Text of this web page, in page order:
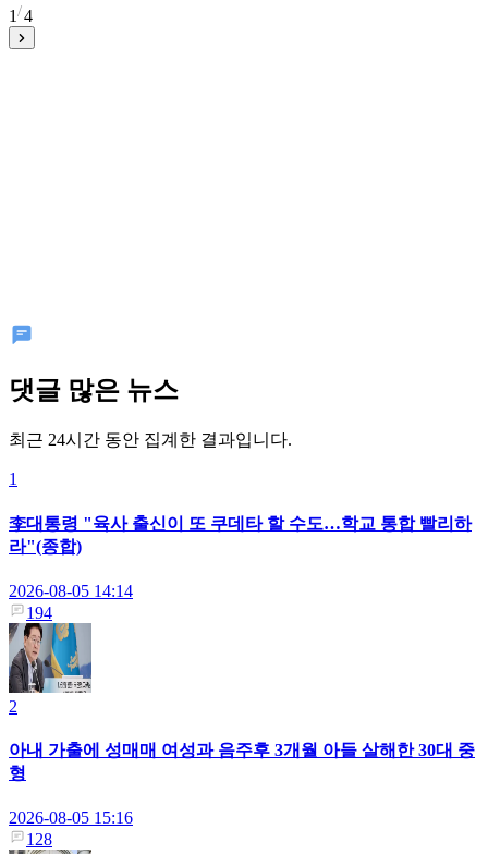
1 4
댓글 많은 뉴스
최근 24시간 동안 집계한 결과입니다.
1
李대통령 "육사 출신이 또 쿠데타 할 수도…학교 통합 빨리하
라"(종합)
2026-08-05 14:14
194
2
아내 가출에 성매매 여성과 음주후 3개월 아들 살해한 30대 중
형
2026-08-05 15:16
128